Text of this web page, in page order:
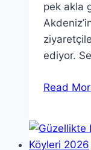
pek akla
ediyor.
Read